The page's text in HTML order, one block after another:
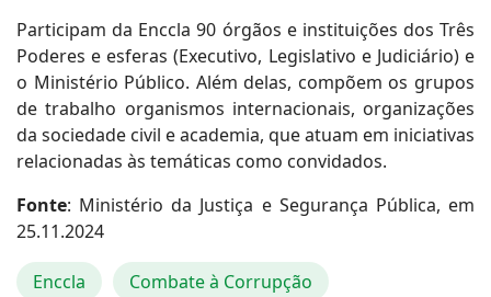
Participam da Enccla 90 órgãos e instituições dos Três
Poderes e esferas (Executivo, Legislativo e Judiciário) e
o Ministério Público. Além delas, compõem os grupos
de trabalho organismos internacionais, organizações
da sociedade civil e academia, que atuam em iniciativas
relacionadas às temáticas como convidados.
Fonte: Ministério da Justiça e Segurança Pública, em
25.11.2024
Enccla Combate à Corrupção